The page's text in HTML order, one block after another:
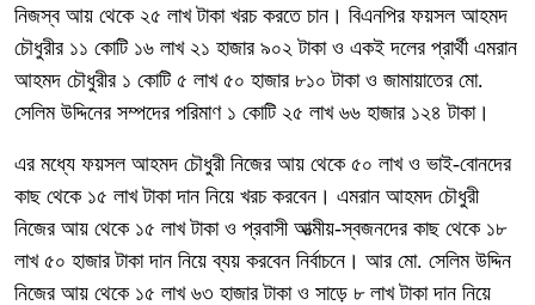
নিজস্ব আয় থেকে ২৫ লাখ টাকা খরচ করতে চান। বিএনপির ফয়সল আহমদ
চৌধুরীর ১১ কোটি ১৬ লাখ ২১ হাজার ৯০২ টাকা ও একই দলের প্রার্থী এমরান
আহমদ চৌধুরীর ১ কোটি ৫ লাখ ৫০ হাজার ৮১০ টাকা ও জামায়াতের মো.
সেলিম উদ্দিনের সম্পদের পরিমাণ ১ কোটি ২৫ লাখ ৬৬ হাজার ১২৪ টাকা।
এর মধ্যে ফয়সল আহমদ চৌধুরী নিজের আয় থেকে ৫০ লাখ ও ভাই-বোনদের
কাছ থেকে ১৫ লাখ টাকা দান নিয়ে খরচ করবেন। এমরান আহমদ চৌধুরী
নিজের আয় থেকে ১৫ লাখ টাকা ও প্রবাসী আত্মীয়-স্বজনদের কাছ থেকে ১৮
লাখ ৫০ হাজার টাকা দান নিয়ে ব্যয় করবেন নির্বাচনে। আর মো. সেলিম উদ্দিন
নিজের আয় থেকে ১৫ লাখ ৬৩ হাজার টাকা ও সাড়ে ৮ লাখ টাকা দান নিয়ে